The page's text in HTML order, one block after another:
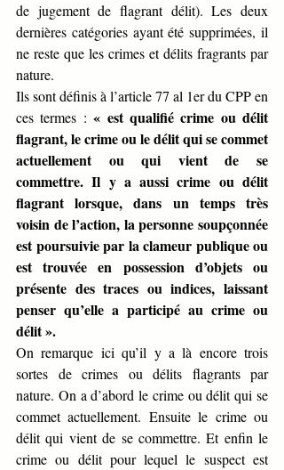
de jugement de flagrant délit). Les deux
dernières catégories ayant été supprimées, il
ne reste que les crimes et délits fragrants par
nature.
Ils sont définis à l’article 77 al 1er du CPP en
ces termes : « est qualifié crime ou délit
flagrant, le crime ou le délit qui se commet
actuellement ou qui vient de se
commettre. Il y a aussi crime ou délit
flagrant lorsque, dans un temps très
voisin de l’action, la personne soupçonnée
est poursuivie par la clameur publique ou
est trouvée en possession d’objets ou
présente des traces ou indices, laissant
penser qu’elle a participé au crime ou
délit ».
On remarque ici qu’il y a là encore trois
sortes de crimes ou délits flagrants par
nature. On a d’abord le crime ou délit qui se
commet actuellement. Ensuite le crime ou
délit qui vient de se commettre. Et enfin le
crime ou délit pour lequel le suspect est